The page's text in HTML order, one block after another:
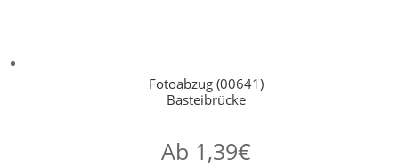
Fotoabzug (00641)
Basteibrücke
Ab 1,39€